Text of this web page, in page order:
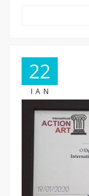
22
ΙΑΝ